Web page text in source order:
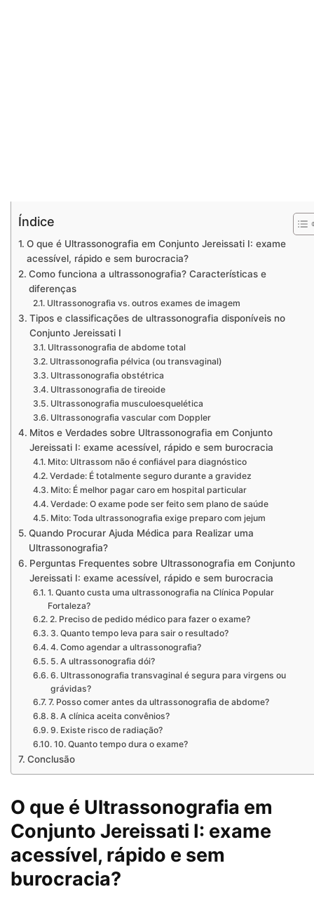
Índice
O que é Ultrassonografia em Conjunto Jereissati I: exame
acessível, rápido e sem burocracia?
Como funciona a ultrassonografia? Características e
diferenças
Ultrassonografia vs. outros exames de imagem
Tipos e classificações de ultrassonografia disponíveis no
Conjunto Jereissati I
Ultrassonografia de abdome total
Ultrassonografia pélvica (ou transvaginal)
Ultrassonografia obstétrica
Ultrassonografia de tireoide
Ultrassonografia musculoesquelética
Ultrassonografia vascular com Doppler
Mitos e Verdades sobre Ultrassonografia em Conjunto
Jereissati I: exame acessível, rápido e sem burocracia
Mito: Ultrassom não é confiável para diagnóstico
Verdade: É totalmente seguro durante a gravidez
Mito: É melhor pagar caro em hospital particular
Verdade: O exame pode ser feito sem plano de saúde
Mito: Toda ultrassonografia exige preparo com jejum
Quando Procurar Ajuda Médica para Realizar uma
Ultrassonografia?
Perguntas Frequentes sobre Ultrassonografia em Conjunto
Jereissati I: exame acessível, rápido e sem burocracia
1. Quanto custa uma ultrassonografia na Clínica Popular
Fortaleza?
2. Preciso de pedido médico para fazer o exame?
3. Quanto tempo leva para sair o resultado?
4. Como agendar a ultrassonografia?
5. A ultrassonografia dói?
6. Ultrassonografia transvaginal é segura para virgens ou
grávidas?
7. Posso comer antes da ultrassonografia de abdome?
8. A clínica aceita convênios?
9. Existe risco de radiação?
10. Quanto tempo dura o exame?
Conclusão
O que é Ultrassonografia em
Conjunto Jereissati I: exame
acessível, rápido e sem
burocracia?